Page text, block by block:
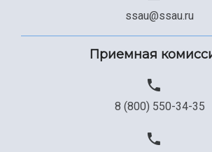
ssau@ssau.ru
Приемная
8 (800) 550-34-35